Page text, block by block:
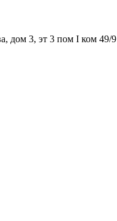
дом 3, эт 3 пом I ком 49/9